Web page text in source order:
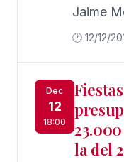
Jaime
con un
proeza
alcance
🕐 12/12/
Dec
12
18:00
la del